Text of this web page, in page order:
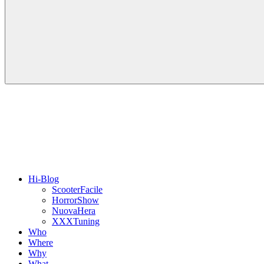
Hi-Blog
ScooterFacile
HorrorShow
NuovaHera
XXXTuning
Who
Where
Why